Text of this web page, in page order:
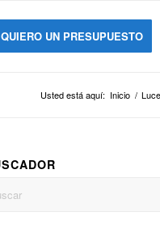
QUIERO UN PRESUPUESTO
Usted está aquí: Inicio /